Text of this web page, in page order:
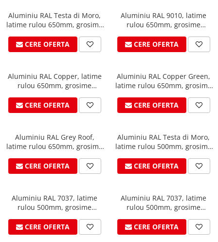
Clesti de dulgherie
Ciocane
Ciocane cu cap din cauciuc
Ciocane cu cap din lemn
Ciocane cu cap din fier
Ciocane fara recul
Ciocane de finisaje
Accesorii ciocane
Scule
Trasatoare
Sabloane
Expandoare
Aluminiu RAL Testa di Moro,
latime rulou 650mm, grosime
CERE OFERTA
Aluminiu RAL 9010, latime
rulou 650mm, grosime
CERE OFERTA
Aluminiu RAL Copper, latime
rulou 650mm, grosime
CERE OFERTA
Aluminiu RAL Copper Green,
latime rulou 650mm, grosime
CERE OFERTA
Aluminiu RAL Grey Roof,
latime rulou 650mm, grosime
CERE OFERTA
Aluminiu RAL Testa di Moro,
latime rulou 500mm, grosime
CERE OFERTA
Aluminiu RAL 7037, latime
rulou 500mm, grosime
CERE OFERTA
Aluminiu RAL 7037, latime
rulou 500mm, grosime
CERE OFERTA